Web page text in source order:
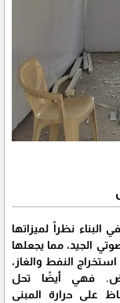
نظراً لميزاتها
الجيد، مما يجعلها
النفط والغاز،
فهي أيضًا تحل
على حرارة المبنى